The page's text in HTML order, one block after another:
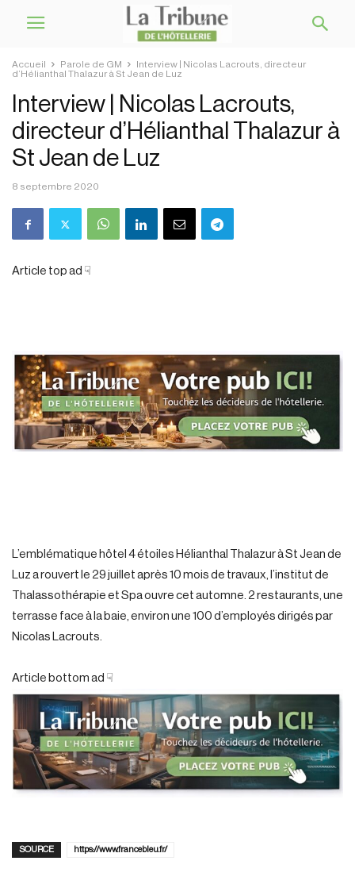
Accueil Parole de GM
Interview | Nicolas Lacrouts, directeur
d’Hélianthal Thalazur à St Jean de Luz
Interview | Nicolas Lacrouts,
directeur d’Hélianthal Thalazur à
St Jean de Luz
8 septembre 2020
Article top ad ☟
L’emblématique hôtel 4 étoiles Hélianthal Thalazur à St Jean de
Luz a rouvert le 29 juillet après 10 mois de travaux, l’institut de
Thalassothérapie et Spa ouvre cet automne. 2 restaurants, une
terrasse face à la baie, environ une 100 d’employés dirigés par
Nicolas Lacrouts.
Article bottom ad ☟
SOURCE https://www.francebleu.fr/